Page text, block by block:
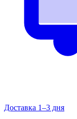
Доставка 1–3 дня